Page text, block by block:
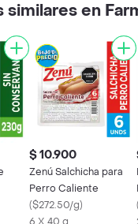
similares en
$ 10.900
Zenú Salchicha para
Perro Caliente
($272.50/g)